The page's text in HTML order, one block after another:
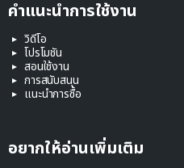
คำแนะนำการใช้งาน
วิดีโอ
โปรโมชัน
สอนใช้งาน
การสนับสนุน
แนะนำการซื้อ
อยากให้อ่านเพิ่มเติม